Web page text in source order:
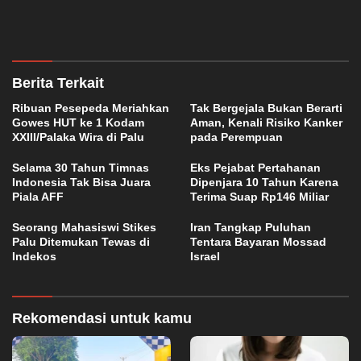
Berita Terkait
Ribuan Pesepeda Meriahkan
Gowes HUT ke 1 Kodam
XXIII/Palaka Wira di Palu
Tak Bergejala Bukan Berarti
Aman, Kenali Risiko Kanker
pada Perempuan
Selama 30 Tahun Timnas
Indonesia Tak Bisa Juara
Piala AFF
Eks Pejabat Pertahanan
Dipenjara 10 Tahun Karena
Terima Suap Rp146 Miliar
Seorang Mahasiswi Stikes
Palu Ditemukan Tewas di
Indekos
Iran Tangkap Puluhan
Tentara Bayaran Mossad
Israel
Rekomendasi untuk kamu